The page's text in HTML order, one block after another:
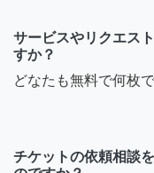
サービスやリクエス
すか？
どなたも無料で何枚
チケットの依頼相談